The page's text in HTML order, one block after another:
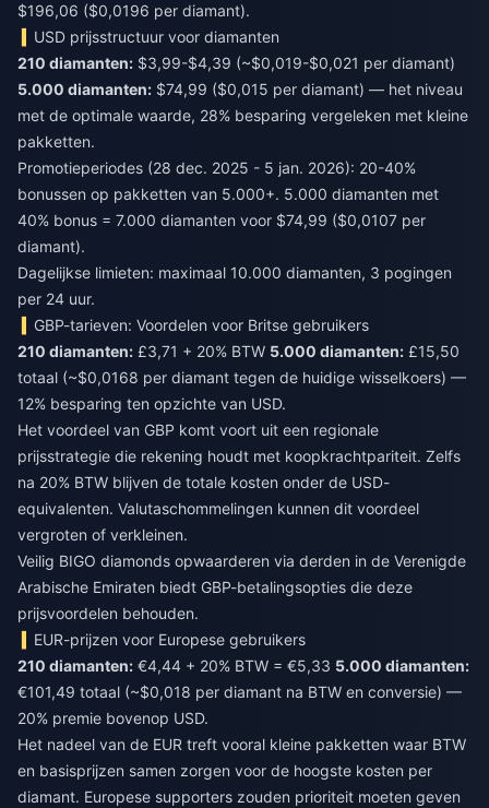
$196,06 ($0,0196 per diamant).
USD prijsstructuur voor diamanten
210 diamanten: $3,99-$4,39 (~$0,019-$0,021 per diamant)
5.000 diamanten: $74,99 ($0,015 per diamant) — het niveau
met de optimale waarde, 28% besparing vergeleken met kleine
pakketten.
Promotieperiodes (28 dec. 2025 - 5 jan. 2026): 20-40%
bonussen op pakketten van 5.000+. 5.000 diamanten met
40% bonus = 7.000 diamanten voor $74,99 ($0,0107 per
diamant).
Dagelijkse limieten: maximaal 10.000 diamanten, 3 pogingen
per 24 uur.
GBP-tarieven: Voordelen voor Britse gebruikers
210 diamanten: £3,71 + 20% BTW 5.000 diamanten: £15,50
totaal (~$0,0168 per diamant tegen de huidige wisselkoers) —
12% besparing ten opzichte van USD.
Het voordeel van GBP komt voort uit een regionale
prijsstrategie die rekening houdt met koopkrachtpariteit. Zelfs
na 20% BTW blijven de totale kosten onder de USD-
equivalenten. Valutaschommelingen kunnen dit voordeel
vergroten of verkleinen.
Veilig BIGO diamonds opwaarderen via derden in de Verenigde
Arabische Emiraten biedt GBP-betalingsopties die deze
prijsvoordelen behouden.
EUR-prijzen voor Europese gebruikers
210 diamanten: €4,44 + 20% BTW = €5,33 5.000 diamanten:
€101,49 totaal (~$0,018 per diamant na BTW en conversie) —
20% premie bovenop USD.
Het nadeel van de EUR treft vooral kleine pakketten waar BTW
en basisprijzen samen zorgen voor de hoogste kosten per
diamant. Europese supporters zouden prioriteit moeten geven